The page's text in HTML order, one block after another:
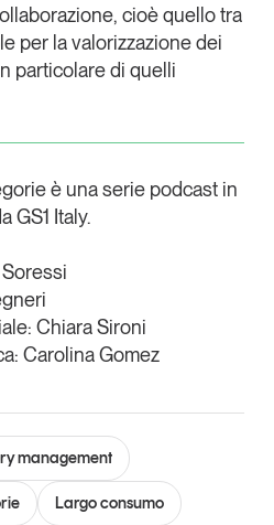
Newsletter
tua email
cioè quello tra
per la valorizzazione dei
particolare di quelli
è una serie podcast in
GS1 Italy.
Chiara Sironi
Carolina Gomez
management
Largo consumo